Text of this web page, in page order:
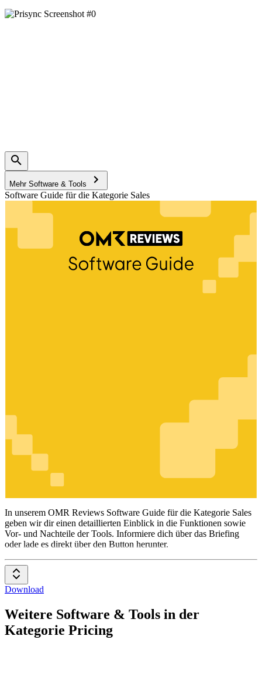
Mehr Software & Tools
Software Guide für die Kategorie Sales
Sales
In unserem OMR Reviews Software Guide für die Kategorie Sales
geben wir dir einen detaillierten Einblick in die Funktionen sowie
Vor- und Nachteile der Tools. Informiere dich über das Briefing
oder lade es direkt über den Button herunter.
Download
Weitere Software & Tools in der
Kategorie Pricing